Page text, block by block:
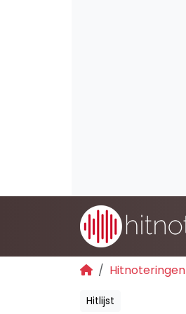
Hitnoteringen
Hitlijst